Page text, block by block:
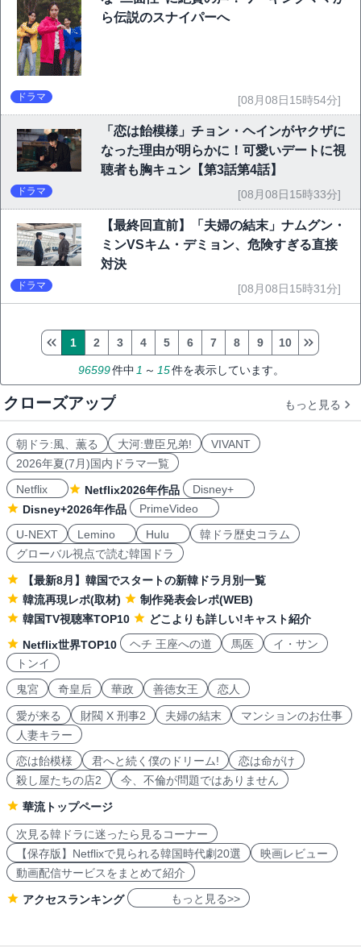
ら伝説のスナイパーへ
ドラマ [08月08日15時54分]
「恋は飴模様」チョン・ヘインがヤクザに
なった理由が明らかに！可愛いデートに視
聴者も胸キュン【第3話第4話】
ドラマ [08月08日15時33分]
【最終回直前】「夫婦の結末」ナムグン・
ミンVSキム・デミョン、危険すぎる直接
対決
ドラマ [08月08日15時31分]
96599件中 1 ～ 15件を表示しています。
1 2 3 4 5 6 7 8 9 10
クローズアップ もっと見る
朝ドラ:風、薫る 大河:豊臣兄弟!
VIVANT
2026年夏(7月)国内ドラマ一覧
Netflix
Netflix2026年作品
Disney+
Disney+2026年作品
PrimeVideo
U-NEXT
Lemino Hulu
韓ドラ歴史コラム
グローバル視点で読む韓国ドラ
【最新8月】韓国でスタートの新韓ドラ月別一覧
韓流再現レポ(取材)
制作発表会レポ(WEB)
韓国TV視聴率TOP10
どこよりも詳しい!キャスト紹介
Netflix世界TOP10
ヘチ 王座への道 馬医
イ・サン
トンイ
鬼宮
奇皇后 華政 善徳女王 恋人
愛が来る 財閥 X 刑事2 夫婦の結末
マンションのお仕事
人妻キラー
恋は飴模様
君へと続く僕のドリーム!
恋は命がけ
殺し屋たちの店2
今、不倫が問題ではありません
華流トップページ
次見る韓ドラに迷ったら見るコーナー
【保存版】Netflixで見られる韓国時代劇20選
映画レビュー
動画配信サービスをまとめて紹介
アクセスランキング もっと見る>>